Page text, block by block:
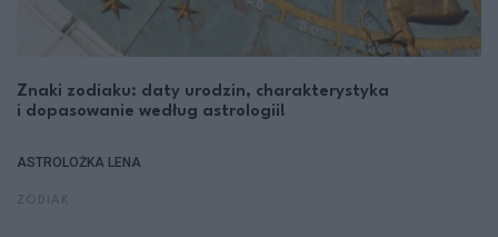
Znaki zodiaku: daty urodzin, charakterystyka
i dopasowanie według astrologii!
ASTROLOŻKA LENA